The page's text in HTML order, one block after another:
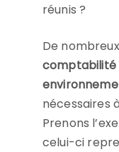
réunis ?
De
comptabilité
nécessaires
Prenons
celui-ci